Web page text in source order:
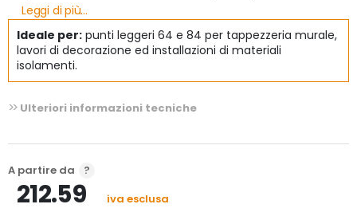
poltrone e divani, lavori di decorazione ed installazioni di
materiali isolamenti termici ed acustici, lavorazioni interne
di roulottes, camper e nella nautica.
Caratteristiche della graffatrice Ro-Ma 64 e 84:
- Caricamento da sottobanchina.
- fornita in una nuova robusta valigetta con fascia
esplicativa a colori.
- La fisstarice Ro-Ma 64, carica punti da 64/4 a 64/14
- La fisstarice Ro-Ma 84, carica punti da 84/6 a 84/14
Leggi di più...
Ideale per: punti leggeri 64 e 84 per tappezzeria murale,
lavori di decorazione ed installazioni di materiali
isolamenti.
Ulteriori informazioni tecniche
A partire da
212.59 iva esclusa